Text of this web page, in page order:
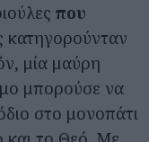
που
κατηγορούνταν
μία μαύρη
μπορούσε να
στο μονοπάτι